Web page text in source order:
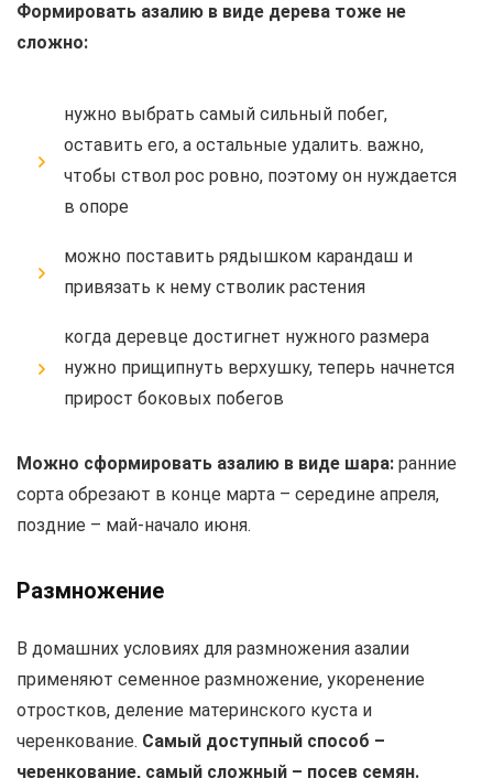
Формировать азалию в виде дерева тоже не
сложно:
нужно выбрать самый сильный побег,
оставить его, а остальные удалить. важно,
чтобы ствол рос ровно, поэтому он нуждается
в опоре
можно поставить рядышком карандаш и
привязать к нему стволик растения
когда деревце достигнет нужного размера
нужно прищипнуть верхушку, теперь начнется
прирост боковых побегов
Можно сформировать азалию в виде шара: ранние
сорта обрезают в конце марта – середине апреля,
поздние – май-начало июня.
Размножение
В домашних условиях для размножения азалии
применяют семенное размножение, укоренение
отростков, деление материнского куста и
черенкование. Самый доступный способ –
черенкование, самый сложный – посев семян.